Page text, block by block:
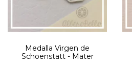
Medalla Virgen de
Schoenstatt - Mater